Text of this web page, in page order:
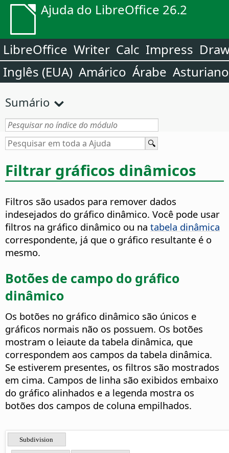
Ajuda do LibreOffice 26.2
LibreOffice Writer Calc Impress
Inglês (EUA) Amárico Árabe Asturiano
Sumário
Filtrar gráficos dinâmicos
Filtros são usados para remover dados
indesejados do gráfico dinâmico. Você pode usar
filtros na gráfico dinâmico ou na tabela dinâmica
correspondente, já que o gráfico resultante é o
mesmo.
Botões de campo do gráfico
dinâmico
Os botões no gráfico dinâmico são únicos e
gráficos normais não os possuem. Os botões
mostram o leiaute da tabela dinâmica, que
correspondem aos campos da tabela dinâmica.
Se estiverem presentes, os filtros são mostrados
em cima. Campos de linha são exibidos embaixo
do gráfico alinhados e a legenda mostra os
botões dos campos de coluna empilhados.